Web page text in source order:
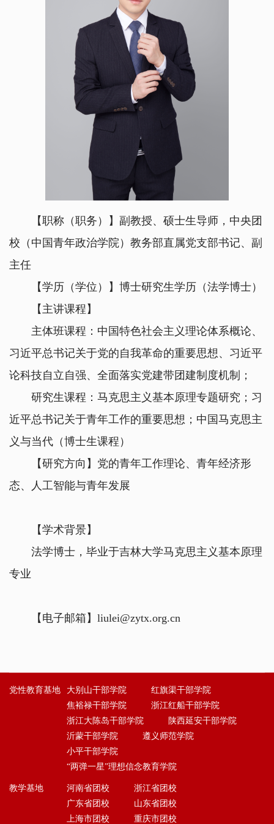
【职称（职务）】副教授、硕士生导师，中央团
校（中国青年政治学院）教务部直属党支部书记、副
主任
【学历（学位）】博士研究生学历（法学博士）
【主讲课程】
主体班课程：中国特色社会主义理论体系概论、
习近平总书记关于党的自我革命的重要思想、习近平
论科技自立自强、全面落实党建带团建制度机制；
研究生课程：马克思主义基本原理专题研究；习
近平总书记关于青年工作的重要思想；中国马克思主
义与当代（博士生课程）
【研究方向】党的青年工作理论、青年经济形
态、人工智能与青年发展
【学术背景】
法学博士，毕业于吉林大学马克思主义基本原理
专业
【电子邮箱】liulei@zytx.org.cn
党性教育基地 大别山干部学院
红旗渠干部学院
焦裕禄干部学院
浙江红船干部学院
浙江大陈岛干部学院
陕西延安干部学院
沂蒙干部学院
遵义师范学院
小平干部学院
“两弹一星”理想信念教育学院
教学基地 河南省团校
浙江省团校
广东省团校
山东省团校
上海市团校
重庆市团校